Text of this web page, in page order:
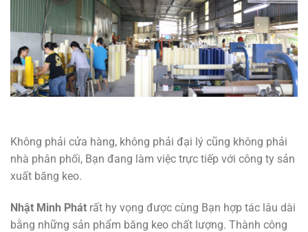
Không phải cửa hàng, không phải đại lý cũng không phải
nhà phân phối, Bạn đang làm việc trực tiếp với công ty sản
xuất băng keo.
Nhật Minh Phát rất hy vọng được cùng Bạn hợp tác lâu dài
bằng những sản phẩm băng keo chất lượng. Thành công